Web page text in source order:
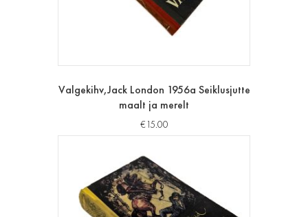
Valgekihv,Jack London 1956a Seiklusjutte
maalt ja merelt
€15.00